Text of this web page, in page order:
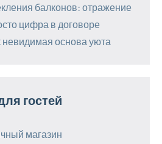
балконов: отражение
цифра в договоре
невидимая основа уюта
гостей
магазин